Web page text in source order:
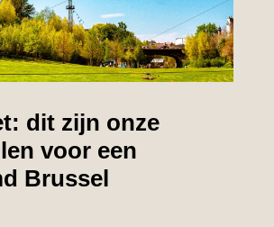
dit zijn onze
voor een
Brussel